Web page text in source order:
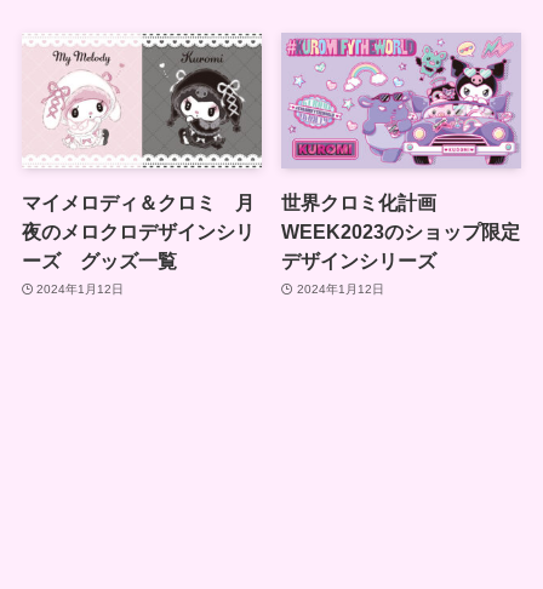
マイメロディ＆クロミ 月
夜のメロクロデザインシリ
ーズ グッズ一覧
2024年1月12日
世界クロミ化計画
WEEK2023のショップ限定
デザインシリーズ
2024年1月12日